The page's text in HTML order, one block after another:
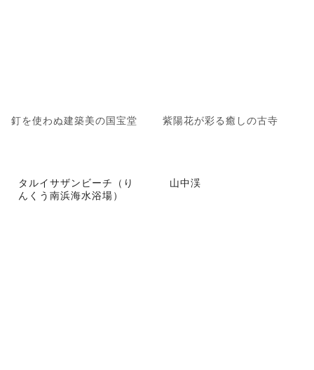
釘を使わぬ建築美の国宝堂 紫陽花が彩る癒しの古寺
タルイサザンビーチ（り
んくう南浜海水浴場）
山中渓